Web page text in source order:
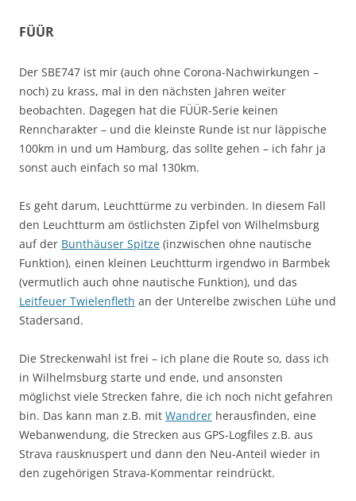
FÜÜR
Der SBE747 ist mir (auch ohne Corona-Nachwirkungen –
noch) zu krass, mal in den nächsten Jahren weiter
beobachten. Dagegen hat die FÜÜR-Serie keinen
Renncharakter – und die kleinste Runde ist nur läppische
100km in und um Hamburg, das sollte gehen – ich fahr ja
sonst auch einfach so mal 130km.
Es geht darum, Leuchttürme zu verbinden. In diesem Fall
den Leuchtturm am östlichsten Zipfel von Wilhelmsburg
auf der Bunthäuser Spitze (inzwischen ohne nautische
Funktion), einen kleinen Leuchtturm irgendwo in Barmbek
(vermutlich auch ohne nautische Funktion), und das
Leitfeuer Twielenfleth an der Unterelbe zwischen Lühe und
Stadersand.
Die Streckenwahl ist frei – ich plane die Route so, dass ich
in Wilhelmsburg starte und ende, und ansonsten
möglichst viele Strecken fahre, die ich noch nicht gefahren
bin. Das kann man z.B. mit Wandrer herausfinden, eine
Webanwendung, die Strecken aus GPS-Logfiles z.B. aus
Strava rausknuspert und dann den Neu-Anteil wieder in
den zugehörigen Strava-Kommentar reindrückt.